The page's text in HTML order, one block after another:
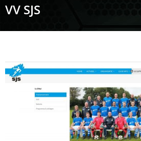
VV SJS